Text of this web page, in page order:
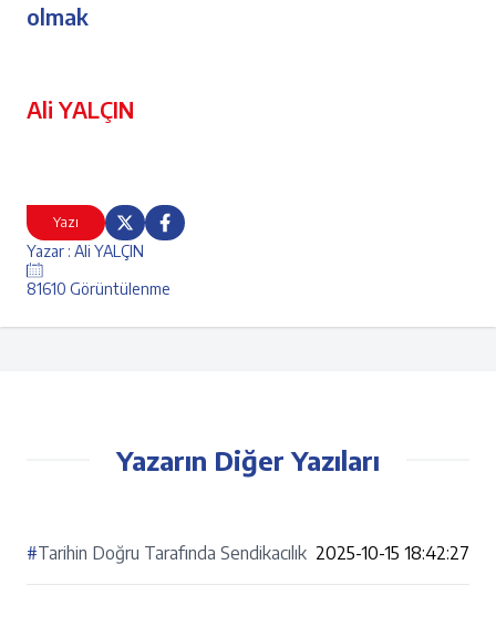
Yazı
Yazar : Ali YALÇIN
81610 Görüntülenme
olmak
Ali YALÇIN
Yazarın Diğer Yazıları
#Tarihin Doğru Tarafında Sendikacılık 2025-10-15 18:42:27